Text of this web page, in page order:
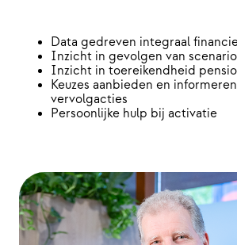
Data gedreven integraal
Inzicht in gevolgen van
Inzicht in toereikendheid
Keuzes aanbieden en
vervolgacties
Persoonlijke hulp bij activatie